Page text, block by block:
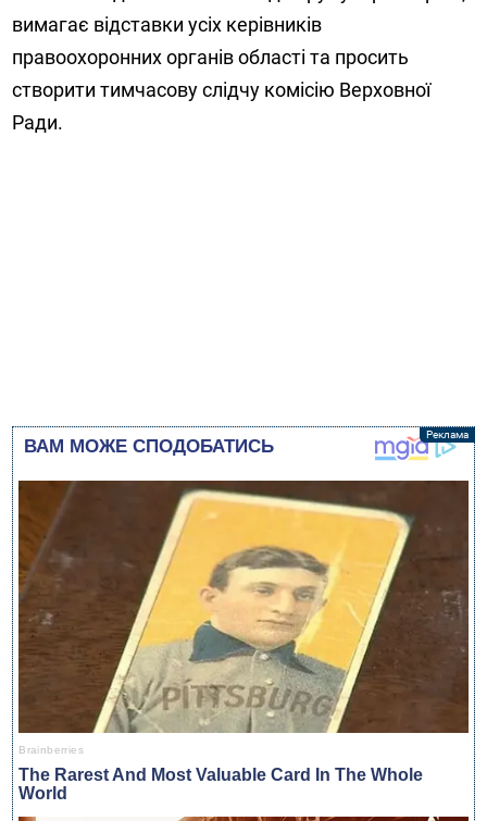
вимагає відставки усіх керівників
правоохоронних органів області та просить
створити тимчасову слідчу комісію Верховної
Ради.